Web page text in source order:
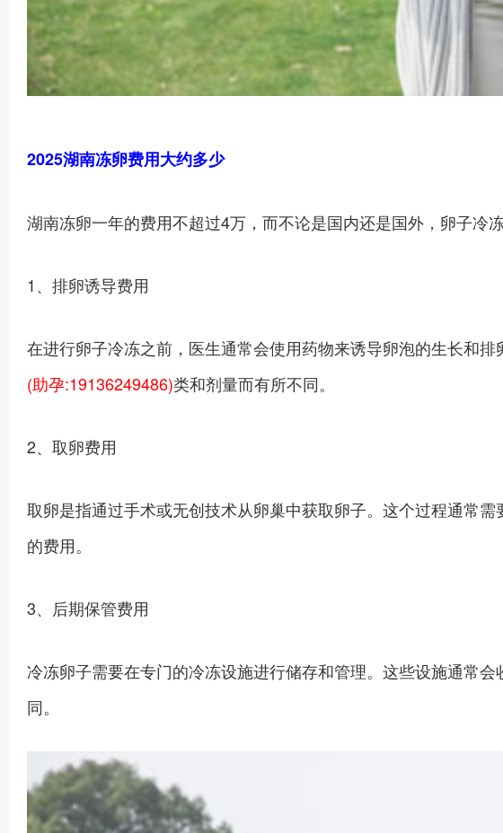
2025湖南冻卵费用大约多少
湖南冻卵一年的费用不超过4万，而不论是国内还是国外，卵子冷
1、排卵诱导费用
在进行卵子冷冻之前，医生通常会使用药物来诱导卵泡的生长和
(助孕:19136249486)类和剂量而有所不同。
2、取卵费用
取卵是指通过手术或无创技术从卵巢中获取卵子。这个过程通常
的费用。
3、后期保管费用
冷冻卵子需要在专门的冷冻设施进行储存和管理。这些设施通常
同。